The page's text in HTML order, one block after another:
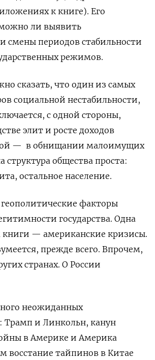
к книге). Его
ли выявить
смены периодов стабильности
режимов.
сказать, что один из самых
социальной нестабильности,
с одной стороны,
элит и росте доходов
— в обнищании малоимущих
структура общества проста:
остальное население.
факторы
государства. Одна
книги — американские кризисы.
прежде всего. Впрочем,
странах. О России
неожиданных
Трамп и Линкольн, канун
в Америке и Америка
восстание тайпинов в Китае